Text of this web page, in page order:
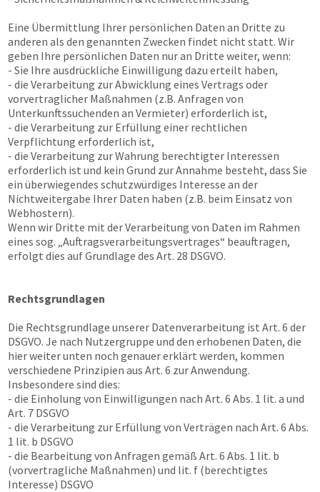
Eine Übermittlung Ihrer persönlichen Daten an Dritte zu
anderen als den genannten Zwecken findet nicht statt. Wir
geben Ihre persönlichen Daten nur an Dritte weiter, wenn:
- Sie Ihre ausdrückliche Einwilligung dazu erteilt haben,
- die Verarbeitung zur Abwicklung eines Vertrags oder
vorvertraglicher Maßnahmen (z.B. Anfragen von
Unterkunftssuchenden an Vermieter) erforderlich ist,
- die Verarbeitung zur Erfüllung einer rechtlichen
Verpflichtung erforderlich ist,
- die Verarbeitung zur Wahrung berechtigter Interessen
erforderlich ist und kein Grund zur Annahme besteht, dass Sie
ein überwiegendes schutzwürdiges Interesse an der
Nichtweitergabe Ihrer Daten haben (z.B. beim Einsatz von
Webhostern).
Wenn wir Dritte mit der Verarbeitung von Daten im Rahmen
eines sog. „Auftragsverarbeitungsvertrages“ beauftragen,
erfolgt dies auf Grundlage des Art. 28 DSGVO.
Rechtsgrundlagen
Die Rechtsgrundlage unserer Datenverarbeitung ist Art. 6 der
DSGVO. Je nach Nutzergruppe und den erhobenen Daten, die
hier weiter unten noch genauer erklärt werden, kommen
verschiedene Prinzipien aus Art. 6 zur Anwendung.
Insbesondere sind dies:
- die Einholung von Einwilligungen nach Art. 6 Abs. 1 lit. a und
Art. 7 DSGVO
- die Verarbeitung zur Erfüllung von Verträgen nach Art. 6 Abs.
1 lit. b DSGVO
- die Bearbeitung von Anfragen gemäß Art. 6 Abs. 1 lit. b
(vorvertragliche Maßnahmen) und lit. f (berechtigtes
Interesse) DSGVO